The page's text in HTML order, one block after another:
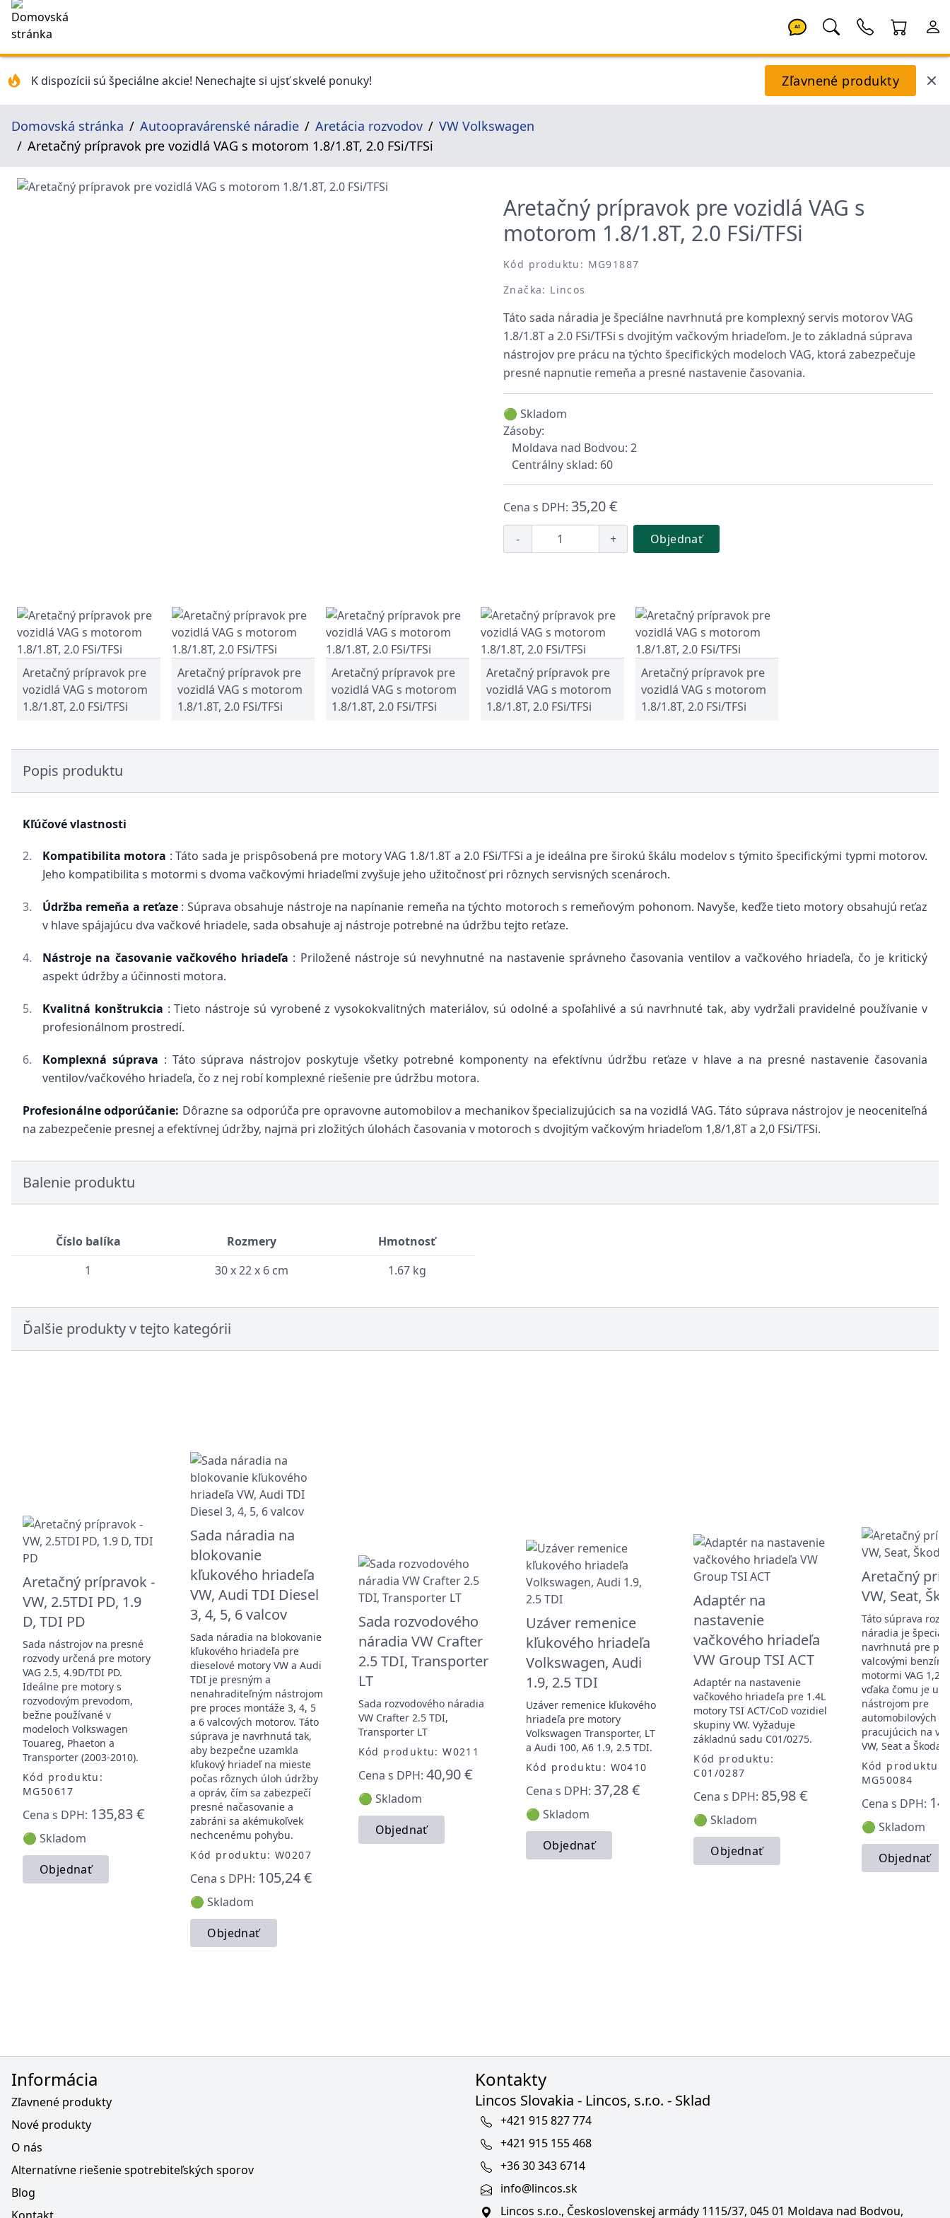
AI
K dispozícii sú špeciálne akcie! Nenechajte si ujsť skvelé ponuky! Zľavnené produkty
Domovská stránka Autoopravárenské náradie Aretácia rozvodov
VW Volkswagen
Aretačný prípravok pre vozidlá VAG s motorom 1.8/1.8T, 2.0 FSi/TFSi
Aretačný prípravok pre vozidlá VAG s
motorom 1.8/1.8T, 2.0 FSi/TFSi
Kód produktu: MG91887
Značka: Lincos
Táto sada náradia je špeciálne navrhnutá pre komplexný servis motorov VAG
1.8/1.8T a 2.0 FSi/TFSi s dvojitým vačkovým hriadeľom. Je to základná súprava
nástrojov pre prácu na týchto špecifických modeloch VAG, ktorá zabezpečuje
presné napnutie remeňa a presné nastavenie časovania.
🟢 Skladom
Zásoby:
Moldava nad Bodvou: 2
Centrálny sklad: 60
Cena s DPH: 35,20 €
- + Objednať
Aretačný prípravok pre
vozidlá VAG s motorom
1.8/1.8T, 2.0 FSi/TFSi
Aretačný prípravok pre
vozidlá VAG s motorom
1.8/1.8T, 2.0 FSi/TFSi
Aretačný prípravok pre
vozidlá VAG s motorom
1.8/1.8T, 2.0 FSi/TFSi
Aretačný prípravok pre
vozidlá VAG s motorom
1.8/1.8T, 2.0 FSi/TFSi
Aretačný prípravok pre
vozidlá VAG s motorom
1.8/1.8T, 2.0 FSi/TFSi
Popis produktu
Kľúčové vlastnosti
Kompatibilita motora : Táto sada je prispôsobená pre motory VAG 1.8/1.8T a 2.0 FSi/TFSi a je ideálna pre širokú škálu modelov s týmito špecifickými typmi motorov.
Jeho kompatibilita s motormi s dvoma vačkovými hriadeľmi zvyšuje jeho užitočnosť pri rôznych servisných scenároch.
Údržba remeňa a reťaze : Súprava obsahuje nástroje na napínanie remeňa na týchto motoroch s remeňovým pohonom. Navyše, keďže tieto motory obsahujú reťaz
v hlave spájajúcu dva vačkové hriadele, sada obsahuje aj nástroje potrebné na údržbu tejto reťaze.
Nástroje na časovanie vačkového hriadeľa : Priložené nástroje sú nevyhnutné na nastavenie správneho časovania ventilov a vačkového hriadeľa, čo je kritický
aspekt údržby a účinnosti motora.
Kvalitná konštrukcia : Tieto nástroje sú vyrobené z vysokokvalitných materiálov, sú odolné a spoľahlivé a sú navrhnuté tak, aby vydržali pravidelné používanie v
profesionálnom prostredí.
Komplexná súprava : Táto súprava nástrojov poskytuje všetky potrebné komponenty na efektívnu údržbu reťaze v hlave a na presné nastavenie časovania
ventilov/vačkového hriadeľa, čo z nej robí komplexné riešenie pre údržbu motora.
Profesionálne odporúčanie: Dôrazne sa odporúča pre opravovne automobilov a mechanikov špecializujúcich sa na vozidlá VAG. Táto súprava nástrojov je neoceniteľná
na zabezpečenie presnej a efektívnej údržby, najmä pri zložitých úlohách časovania v motoroch s dvojitým vačkovým hriadeľom 1,8/1,8T a 2,0 FSi/TFSi.
Balenie produktu
Číslo balíka Rozmery
Hmotnosť
1
30 x 22 x 6 cm 1.67 kg
Ďalšie produkty v tejto kategórii
Aretačný prípravok -
VW, 2.5TDI PD, 1.9
D, TDI PD
Sada nástrojov na presné
rozvody určená pre motory
VAG 2.5, 4.9D/TDI PD.
Ideálne pre motory s
rozvodovým prevodom,
bežne používané v
modeloch Volkswagen
Touareg, Phaeton a
Transporter (2003-2010).
Kód produktu:
MG50617
Cena s DPH: 135,83 €
🟢 Skladom
Objednať
Sada náradia na
blokovanie
kľukového hriadeľa
VW, Audi TDI Diesel
3, 4, 5, 6 valcov
Sada náradia na blokovanie
kľukového hriadeľa pre
dieselové motory VW a Audi
TDI je presným a
nenahraditeľným nástrojom
pre proces montáže 3, 4, 5
a 6 valcových motorov. Táto
súprava je navrhnutá tak,
aby bezpečne uzamkla
kľukový hriadeľ na mieste
počas rôznych úloh údržby
a opráv, čím sa zabezpečí
presné načasovanie a
zabráni sa akémukoľvek
nechcenému pohybu.
Kód produktu: W0207
Cena s DPH: 105,24 €
🟢 Skladom
Objednať
Sada rozvodového
náradia VW Crafter
2.5 TDI, Transporter
LT
Sada rozvodového náradia
VW Crafter 2.5 TDI,
Transporter LT
Kód produktu: W0211
Cena s DPH: 40,90 €
🟢 Skladom
Objednať
Uzáver remenice
kľukového hriadeľa
Volkswagen, Audi
1.9, 2.5 TDI
Uzáver remenice kľukového
hriadeľa pre motory
Volkswagen Transporter, LT
a Audi 100, A6 1.9, 2.5 TDI.
Kód produktu: W0410
Cena s DPH: 37,28 €
🟢 Skladom
Objednať
Adaptér na
nastavenie
vačkového hriadeľa
VW Group TSI ACT
Adaptér na nastavenie
vačkového hriadeľa pre 1.4L
motory TSI ACT/CoD vozidiel
skupiny VW. Vyžaduje
základnú sadu C01/0275.
Kód produktu:
C01/0287
Cena s DPH: 85,98 €
🟢 Skladom
Objednať
Aretačný
VW, Seat,
Táto súprava
náradia je
navrhnutá pre
valcovými
motormi VAG 1,2
vďaka čomu je
nástrojom pre
automobilových
pracujúcich na
VW, Seat a Škoda.
Kód produktu:
MG50084
Cena s DPH:
🟢 Skladom
Objednať
Informácia
Zľavnené produkty
Nové produkty
O nás
Alternatívne riešenie spotrebiteľských sporov
Blog
Kontakty
Lincos Slovakia - Lincos, s.r.o. - Sklad
+421 915 827 774
+421 915 155 468
+36 30 343 6714
info@lincos.sk
Lincos s.r.o., Československej armády 1115/37, 045 01 Moldava nad Bodvou,